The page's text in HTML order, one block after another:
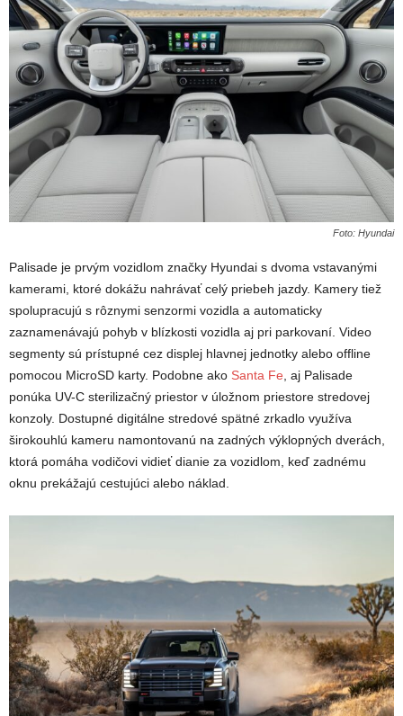
Foto: Hyundai
Palisade je prvým vozidlom značky Hyundai s dvoma vstavanými
kamerami, ktoré dokážu nahrávať celý priebeh jazdy. Kamery tiež
spolupracujú s rôznymi senzormi vozidla a automaticky
zaznamenávajú pohyb v blízkosti vozidla aj pri parkovaní. Video
segmenty sú prístupné cez displej hlavnej jednotky alebo offline
pomocou MicroSD karty. Podobne ako Santa Fe , aj Palisade
ponúka UV-C sterilizačný priestor v úložnom priestore stredovej
konzoly. Dostupné digitálne stredové spätné zrkadlo využíva
širokouhlú kameru namontovanú na zadných výklopných dverách,
ktorá pomáha vodičovi vidieť dianie za vozidlom, keď zadnému
oknu prekážajú cestujúci alebo náklad.